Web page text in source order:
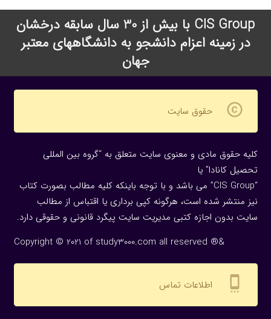
CIS Group با بیش از 30 سال سابقه درخشان
در زمینه اعزام دانشجو به دانشگاههای معتبر
جهان
copyright حقوق سایت
کلیه حقوق مادی و معنوی سایت متعلق به “گروه بین المللی
تحصیل کانادا” یا
“CIS Group” می باشد و با توجه باینکه کلیه مطالب بصورت کتاب
نیز منتشر شده است، هرگونه كپی برداری یا اقتباس از مطالب
سایت بدون اجازه كتبی مدیریت سایت پیگرد قانونی و حقوقی دارد.
Copyright © 2021 of study3000.com all reserved ®&
settings_cell اطلاعات تماس